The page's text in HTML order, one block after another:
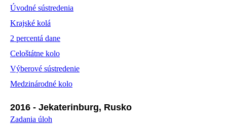
Úvodné sústredenia
Krajské kolá
2 percentá dane
Celoštátne kolo
Výberové sústredenie
Medzinárodné kolo
2016 - Jekaterinburg, Rusko
Zadania úloh